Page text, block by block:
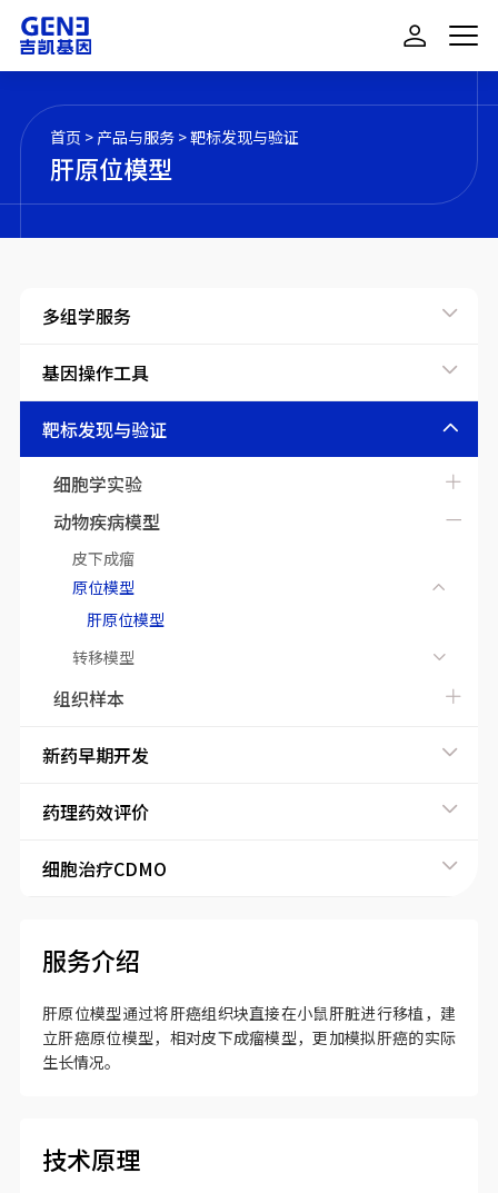
首页 > 产品与服务 >靶标发现与验证
肝原位模型
多组学服务
基因操作工具
靶标发现与验证
细胞学实验
动物疾病模型
皮下成瘤
原位模型
肝原位模型
转移模型
组织样本
新药早期开发
药理药效评价
细胞治疗CDMO
服务介绍
肝原位模型通过将肝癌组织块直接在小鼠肝脏进行移植，建
立肝癌原位模型，相对皮下成瘤模型，更加模拟肝癌的实际
生长情况。
技术原理